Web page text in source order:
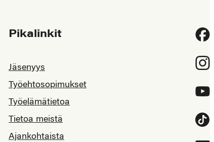
Pikalinkit
Jäsenyys
Työehtosopimukset
Työelämätietoa
Tietoa meistä
Ajankohtaista